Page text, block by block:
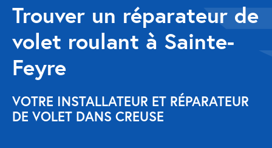
Réparation
Volet roulant Velux
Au-delà de la fenêtre
Réparation store banne
Réparation portail
Trouver un réparateur de
volet roulant à Sainte-
Feyre
VOTRE INSTALLATEUR ET RÉPARATEUR
DE VOLET DANS CREUSE